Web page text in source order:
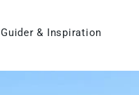
Guider & Inspiration